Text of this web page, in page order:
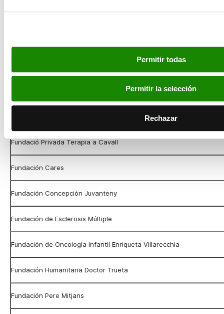
Permitir todas
Permitir la selección
Rechazar
Fundació Catalana Síndrome de Down
Fundació Privada Terapia a Cavall
Fundación Cares
Fundación Concepción Juvanteny
Fundación de Esclerosis Múltiple
Fundación de Oncología Infantil Enriqueta Villarecchia
Fundación Humanitaria Doctor Trueta
Fundación Pere Mitjans